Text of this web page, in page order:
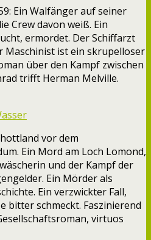
Ein Walfänger auf seiner
Crew davon weiß. Ein
ermordet. Der Schiffarzt
Maschinist ist ein skrupelloser
über den Kampf zwischen
trifft Herman Melville.
vor dem
Ein Mord am Loch Lomond,
und der Kampf der
Ein Mörder als
Ein verzwickter Fall,
bitter schmeckt. Faszinierend
virtuos